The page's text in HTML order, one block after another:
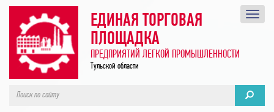
ЕДИНАЯ ТОРГОВАЯ
ПЛОЩАДКА
ПРЕДПРИЯТИЙ ЛЕГКОЙ ПРОМЫШЛЕННОСТИ
Тульской области